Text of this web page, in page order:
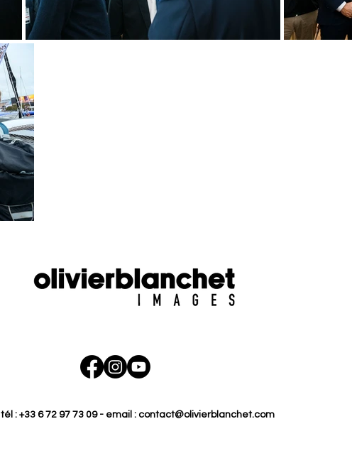
tél : +33 6 72 97 73 09 - email : contact@olivierblanchet.com